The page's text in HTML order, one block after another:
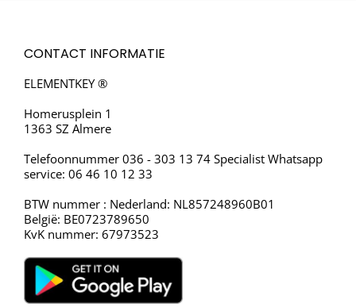
CONTACT INFORMATIE
ELEMENTKEY ®
Homerusplein 1
1363 SZ Almere
Telefoonnummer 036 - 303 13 74 Specialist Whatsapp
service: 06 46 10 12 33
BTW nummer : Nederland: NL857248960B01
België: BE0723789650
KvK nummer: 67973523